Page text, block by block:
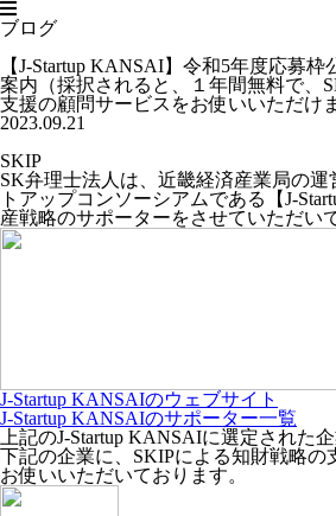
ブログ
【J-Startup KANSAI】令和5年度応募
案内（採択されると、１年間無料で、
支援の顧問サービスをお使いいただけ
2023.09.21
SKIP
SK弁理士法人は、近畿経済産業局の
トアップコンソーシアムである【J-
産戦略のサポーターをさせていただい
J-Startup KANSAIのウェブサイト
J-Startup KANSAIのサポーター一覧
上記のJ-Startup KANSAIに選定された企
下記の企業に、SKIPによる知財戦略の
お使いいただいております。